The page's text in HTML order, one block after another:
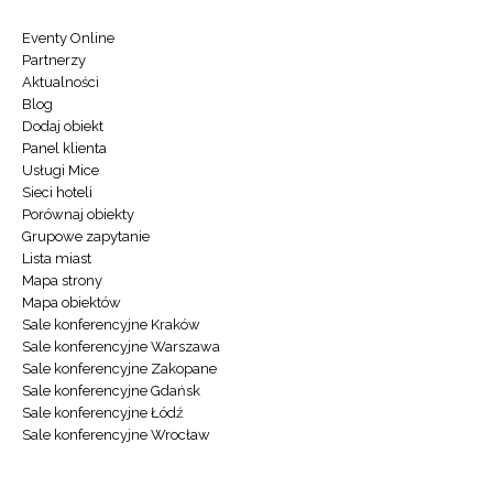
Eventy Online
Partnerzy
Aktualności
Blog
Dodaj obiekt
Panel klienta
Usługi Mice
Sieci hoteli
Porównaj obiekty
Grupowe zapytanie
Lista miast
Mapa strony
Mapa obiektów
Sale konferencyjne Kraków
Sale konferencyjne Warszawa
Sale konferencyjne Zakopane
Sale konferencyjne Gdańsk
Sale konferencyjne Łódź
Sale konferencyjne Wrocław